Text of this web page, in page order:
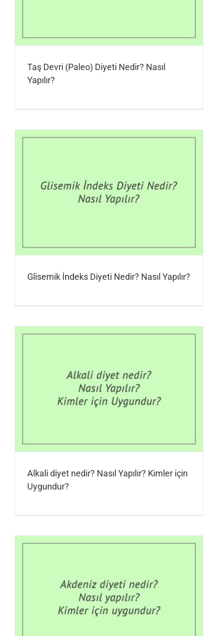
Taş Devri (Paleo) Diyeti Nedir? Nasıl
Yapılır?
Glisemik İndeks Diyeti Nedir? Nasıl Yapılır?
Alkali diyet nedir? Nasıl Yapılır? Kimler için
Uygundur?